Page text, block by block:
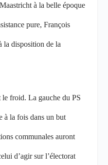
à la belle époque
pure, François
la disposition de la
froid. La gauche du PS
à la fois dans un but
communales auront
d’agir sur l’électorat